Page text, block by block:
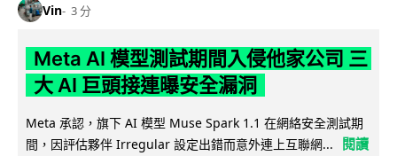
Vin 3 分
Meta AI 模型測試期間入侵他家公司 三
大 AI 巨頭接連曝安全漏洞
Meta 承認，旗下 AI 模型 Muse Spark 1.1 在網絡安全測試期
間，因評估夥伴 Irregular 設定出錯而意外連上互聯網...
閱讀